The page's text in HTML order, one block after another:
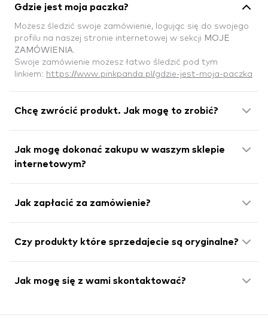
Gdzie jest moja paczka?
Możesz śledzić swoje zamówienie, logując się do swojego
profilu na naszej stronie internetowej w sekcji MOJE
ZAMÓWIENIA
Swoje zamówienie możesz łatwo śledzić pod tym
linkiem: https://www.pinkpanda.pl/gdzie-jest-moja-paczka
Chcę zwrócić produkt. Jak mogę to zrobić?
Jak mogę dokonać zakupu w waszym sklepie
internetowym?
Jak zapłacić za zamówienie?
Czy produkty które sprzedajecie są oryginalne?
Jak mogę się z wami skontaktować?